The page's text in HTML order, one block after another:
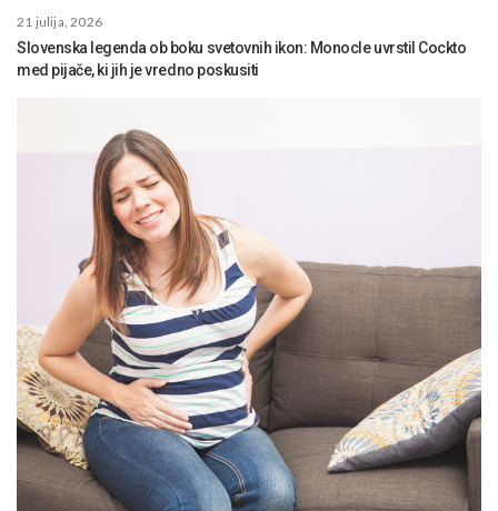
21 julija, 2026
Slovenska legenda ob boku svetovnih ikon: Monocle uvrstil Cockto
med pijače, ki jih je vredno poskusiti